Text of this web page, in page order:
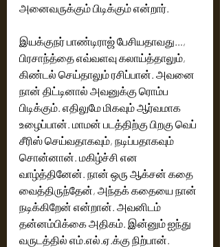
அனைவருக்கும் பிடிக்கும் என்றார்.
இயக்குநர் பாண்டிராஜ் பேசியதாவது…,
பிரசாந்த்தை எவ்வளவு கலாய்த்தாலும்,
கிண்டல் செய்தாலும் ரசிப்பான். அவனை
நான் திட்டினால் அவனுக்கு ரொம்ப
பிடிக்கும். எதிலுமே மிகவும் ஆர்வமாக
உழைப்பான். மாமன் படத்திற்கு பிறகு வெப்
சீரிஸ் செய்வதாகவும், நடிப்பதாகவும்
சொன்னான். மகிழ்ச்சி என
வாழ்த்தினேன். நான் ஒரு ஆக்சன் கதை
வைத்திருந்தேன், அந்தக் கதையை நான்
நடிக்கிறேன் என்றான். அவனிடம்
தன்னம்பிக்கை அதிகம். இன்னும் ஐந்து
வருடத்தில் எம்.எல்.ஏ.க்கு நிற்பான்.